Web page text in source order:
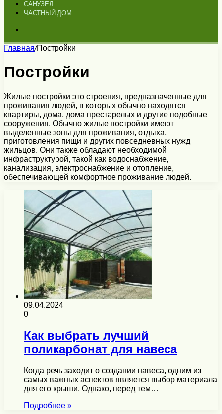
САНУЗЕЛ
ЧАСТНЫЙ ДОМ
Главная/Постройки
Постройки
Жилые постройки это строения, предназначенные для
проживания людей, в которых обычно находятся
квартиры, дома, дома престарелых и другие подобные
сооружения. Обычно жилые постройки имеют
выделенные зоны для проживания, отдыха,
приготовления пищи и других повседневных нужд
жильцов. Они также обладают необходимой
инфраструктурой, такой как водоснабжение,
канализация, электроснабжение и отопление,
обеспечивающей комфортное проживание людей.
09.04.2024
0
Как выбрать лучший
поликарбонат для навеса
Когда речь заходит о создании навеса, одним из
самых важных аспектов является выбор материала
для его крыши. Однако, перед тем…
Подробнее »